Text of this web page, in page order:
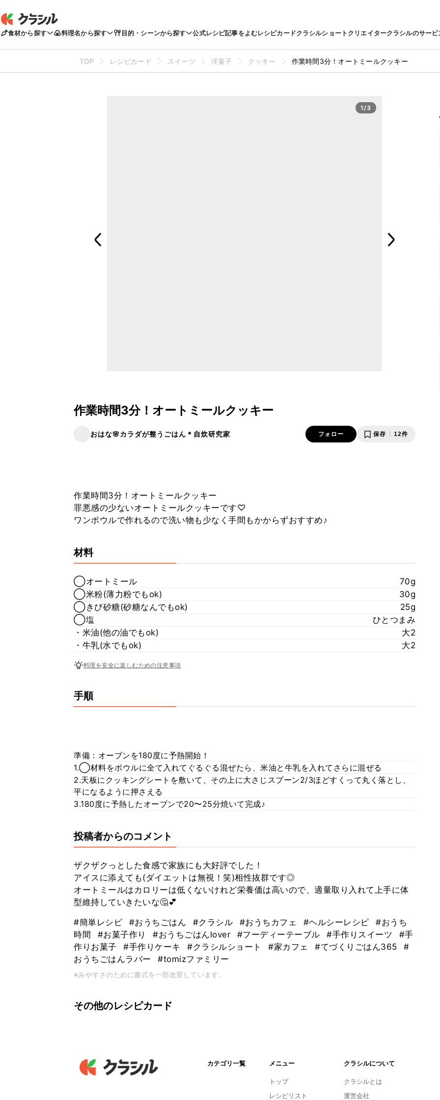
食材から探す 料理名から探す 目的・シーンから探す 公式レシピ記事をよむレシピカードクラシルショートクリエイタークラシルのサービ
TOP レシピカード スイーツ 洋菓子 クッキー 作業時間3分！オートミールクッキー
1/3
作業時間3分！オートミールクッキー
おはな🌸カラダが整うごはん＊自炊研究家 フォロー 保存 12件
作業時間3分！オートミールクッキー
罪悪感の少ないオートミールクッキーです♡
ワンボウルで作れるので洗い物も少なく手間もかからずおすすめ♪
材料
◯オートミール
70g
◯米粉(薄力粉でもok)
30g
◯きび砂糖(砂糖なんでもok)
25g
◯塩
ひとつまみ
・米油(他の油でもok)
大2
・牛乳(水でもok)
大2
料理を安全に楽しむための注意事項
手順
準備：オーブンを180度に予熱開始！
1.◯材料をボウルに全て入れてぐるぐる混ぜたら、米油と牛乳を入れてさらに混ぜる
2.天板にクッキングシートを敷いて、その上に大さじスプーン2/3ほどすくって丸く落とし、
平になるように押さえる
3.180度に予熱したオーブンで20〜25分焼いて完成♪
投稿者からのコメント
ザクザクっとした食感で家族にも大好評でした！
アイスに添えても(ダイエットは無視！笑)相性抜群です◎
オートミールはカロリーは低くないけれど栄養価は高いので、適量取り入れて上手に体
型維持していきたいな🤔💕
#簡単レシピ #おうちごはん #クラシル #おうちカフェ #ヘルシーレシピ
#おうち
時間
#お菓子作り #おうちごはんlover #フーディーテーブル #手作りスイーツ
#手
作りお菓子
#手作りケーキ #クラシルショート #家カフェ #てづくりごはん365
#
おうちごはんラバー
#tomizファミリー
※みやすさのために書式を一部改変しています。
その他のレシピカード
カテゴリ一覧 メニュー
トップ
レシピリスト
クラシルについて
クラシルとは
運営会社